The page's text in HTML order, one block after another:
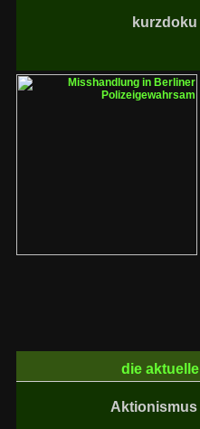
kurzdoku
die aktuelle
Aktionismus